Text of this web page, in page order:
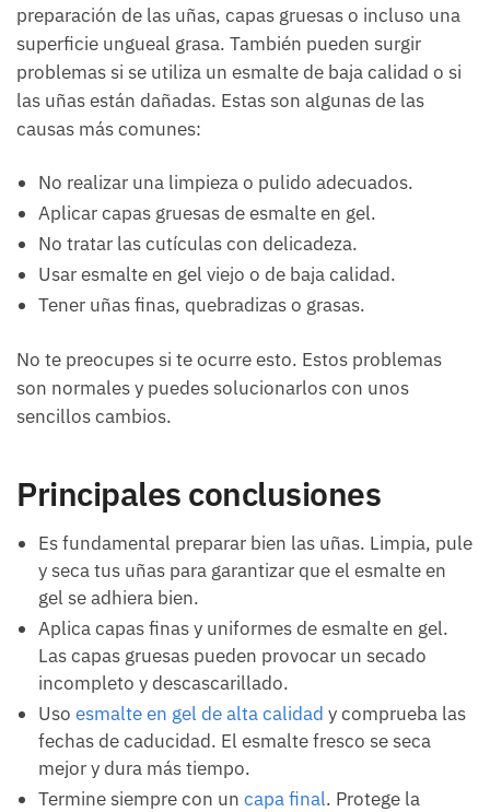
preparación de las uñas, capas gruesas o incluso una
superficie ungueal grasa. También pueden surgir
problemas si se utiliza un esmalte de baja calidad o si
las uñas están dañadas. Estas son algunas de las
causas más comunes:
No realizar una limpieza o pulido adecuados.
Aplicar capas gruesas de esmalte en gel.
No tratar las cutículas con delicadeza.
Usar esmalte en gel viejo o de baja calidad.
Tener uñas finas, quebradizas o grasas.
No te preocupes si te ocurre esto. Estos problemas
son normales y puedes solucionarlos con unos
sencillos cambios.
Principales conclusiones
Es fundamental preparar bien las uñas. Limpia, pule
y seca tus uñas para garantizar que el esmalte en
gel se adhiera bien.
Aplica capas finas y uniformes de esmalte en gel.
Las capas gruesas pueden provocar un secado
incompleto y descascarillado.
Uso esmalte en gel de alta calidad y comprueba las
fechas de caducidad. El esmalte fresco se seca
mejor y dura más tiempo.
Termine siempre con un capa final. Protege la